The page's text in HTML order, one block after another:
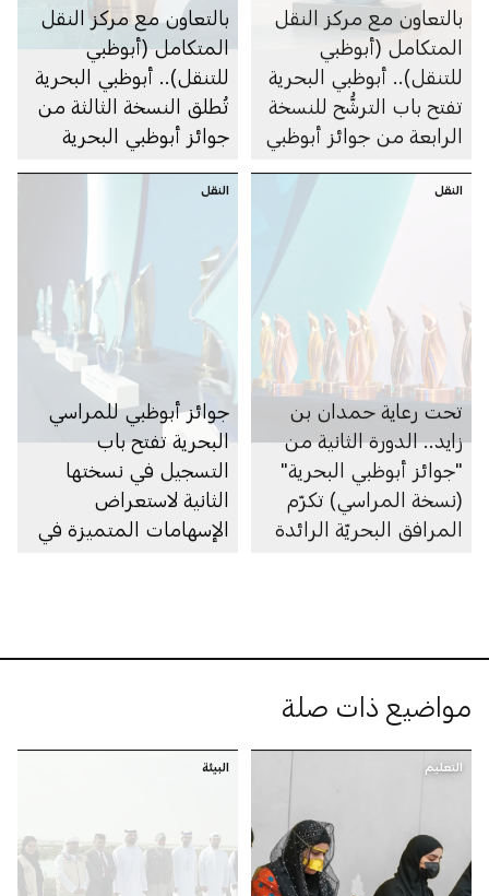
بالتعاون مع مركز النقل
المتكامل (أبوظبي
للتنقل).. أبوظبي البحرية
تفتح باب الترشُّح للنسخة
الرابعة من جوائز أبوظبي
بالتعاون مع مركز النقل
المتكامل (أبوظبي
للتنقل).. أبوظبي البحرية
تُطلق النسخة الثالثة من
جوائز أبوظبي البحرية
النقل
تحت رعاية حمدان بن
زايد.. الدورة الثانية من
"جوائز أبوظبي البحرية"
(نسخة المراسي) تكرّم
المرافق البحريّة الرائدة
النقل
جوائز أبوظبي للمراسي
البحرية تفتح باب
التسجيل في نسختها
الثانية لاستعراض
الإسهامات المتميزة في
مواضيع ذات صلة
التعليم البيئة